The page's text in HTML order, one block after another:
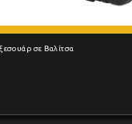
σε Βαλίτσα